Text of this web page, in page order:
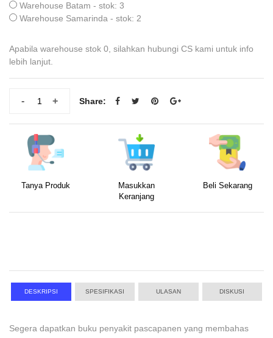
Warehouse Batam - stok: 3
Warehouse Samarinda - stok: 2
Apabila warehouse stok 0, silahkan hubungi CS kami untuk info
lebih lanjut.
+
- Share:
Tanya Produk
Masukkan
Keranjang
Beli Sekarang
DESKRIPSI SPESIFIKASI ULASAN DISKUSI
Segera dapatkan buku penyakit pascapanen yang membahas